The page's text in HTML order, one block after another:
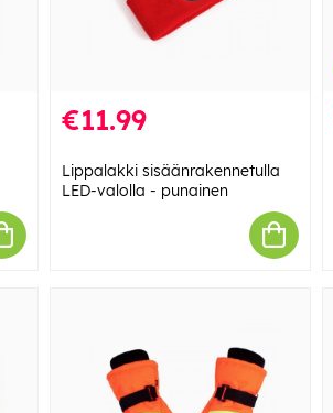
€11.99
Lippalakki sisäänrakennetulla
LED-valolla - punainen